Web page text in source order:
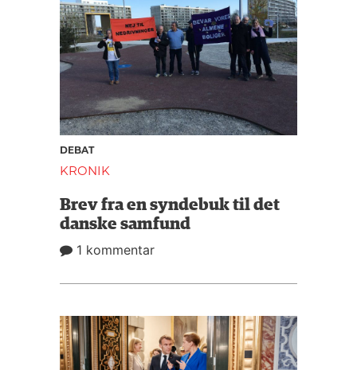
DEBAT
KRONIK
Brev fra en syndebuk til det
danske samfund
1 kommentar